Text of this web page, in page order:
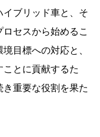
ブリッド車と、そ
セスから始めるこ
目標への対応と、
とに貢献するた
重要な役割を果た